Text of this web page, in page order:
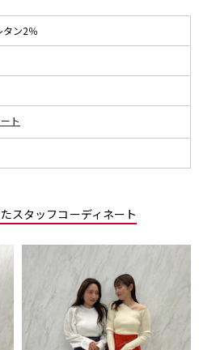
ン2％
ト
スタッフコーディネート